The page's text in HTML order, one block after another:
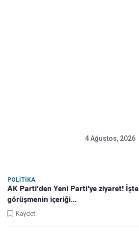
4 Ağustos, 2026
POLITIKA
AK Parti'den Yeni Parti'ye ziyaret! İşte
görüşmenin içeriği...
Kaydet